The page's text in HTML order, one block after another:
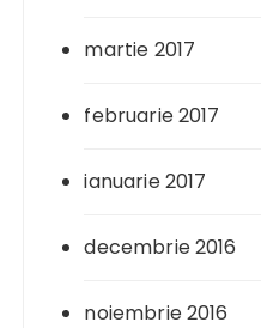
martie 2017
februarie 2017
ianuarie 2017
decembrie 2016
noiembrie 2016